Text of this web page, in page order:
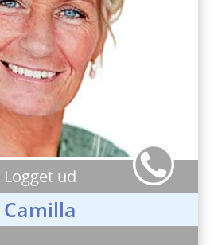
Logget ud
Camilla